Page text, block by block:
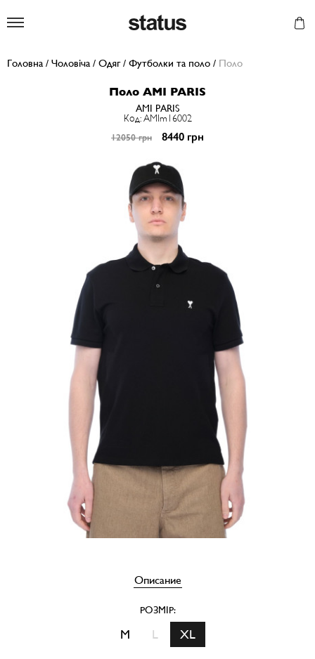
Головна / Чоловіча / Одяг/ Футболки та поло / Поло
Поло AMI PARIS
AMI PARIS
Код: AMIm16002
12050 грн 8440 грн
Описание
РОЗМІР:
M L XL